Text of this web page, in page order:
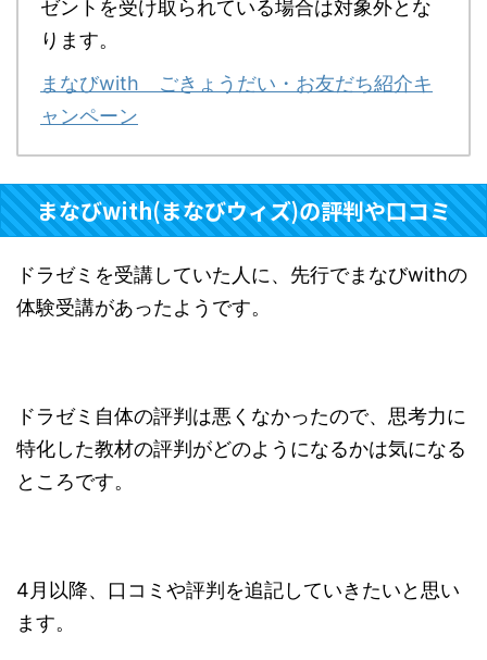
ゼントを受け取られている場合は対象外とな
ります。
まなびwith ごきょうだい・お友だち紹介キ
ャンペーン
まなびwith(まなびウィズ)の評判や口コミ
ドラゼミを受講していた人に、先行でまなびwithの
体験受講があったようです。
ドラゼミ自体の評判は悪くなかったので、思考力に
特化した教材の評判がどのようになるかは気になる
ところです。
4月以降、口コミや評判を追記していきたいと思い
ます。